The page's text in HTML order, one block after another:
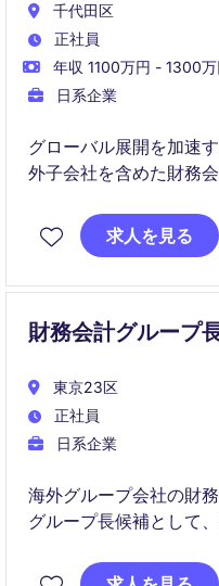
千代田区
正社員
年収 1100万円 - 1300万
日系企業
グローバル展開を加速
外子会社を含めた財務
接連携しながら、グロ
決算高度化、M&Aや海
求人を見る
財務会計グループ
東京23区
正社員
日系企業
海外グループ会社の財
グループ長候補として